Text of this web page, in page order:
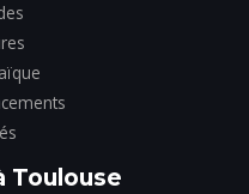
Toulouse